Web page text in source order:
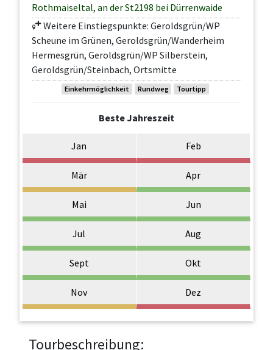
Rothmaiseltal, an der St2198 bei Dürrenwaide
Weitere Einstiegspunkte: Geroldsgrün/WP
Scheune im Grünen, Geroldsgrün/Wanderheim
Hermesgrün, Geroldsgrün/WP Silberstein,
Geroldsgrün/Steinbach, Ortsmitte
Einkehrmöglichkeit Rundweg Tourtipp
Beste Jahreszeit
Jan Feb
Mär Apr
Mai Jun
Jul Aug
Sept Okt
Nov Dez
Tourbeschreibung: